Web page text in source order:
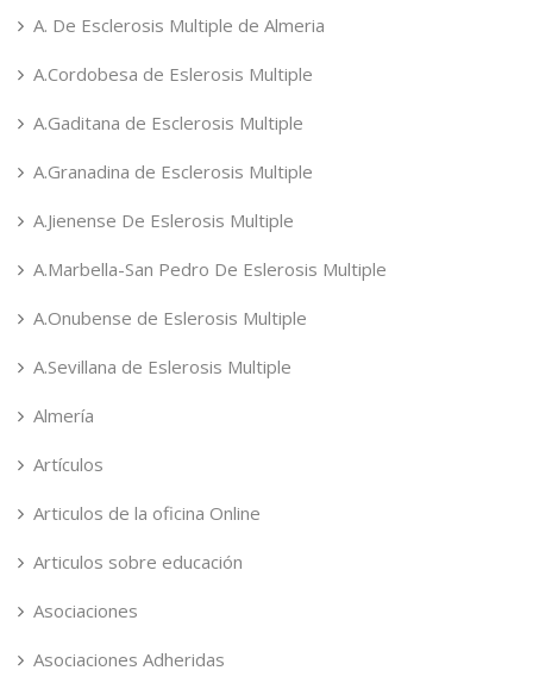
A. De Esclerosis Multiple de Almeria
A.Cordobesa de Eslerosis Multiple
A.Gaditana de Esclerosis Multiple
A.Granadina de Esclerosis Multiple
A.Jienense De Eslerosis Multiple
A.Marbella-San Pedro De Eslerosis Multiple
A.Onubense de Eslerosis Multiple
A.Sevillana de Eslerosis Multiple
Almería
Artículos
Articulos de la oficina Online
Articulos sobre educación
Asociaciones
Asociaciones Adheridas